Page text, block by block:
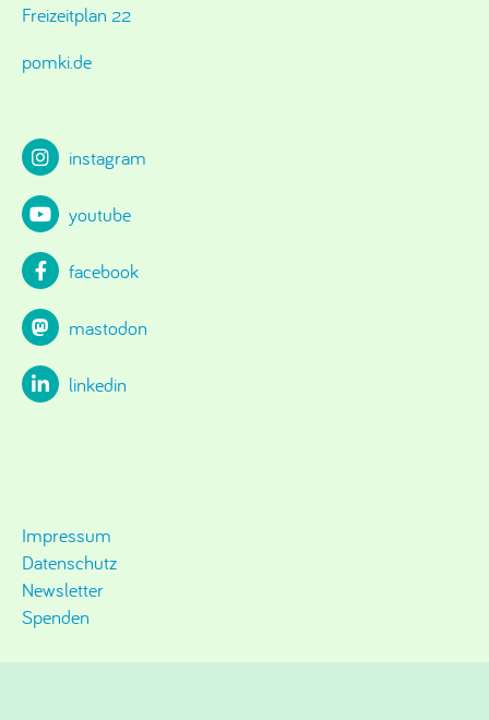
Freizeitplan 22
pomki.de
instagram
youtube
facebook
mastodon
linkedin
Impressum
Datenschutz
Newsletter
Spenden